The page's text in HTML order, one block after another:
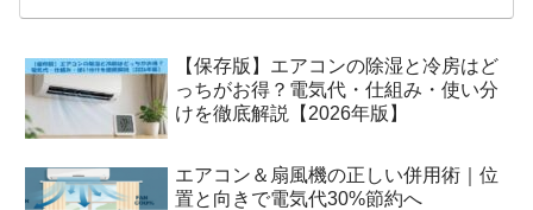
【保存版】エアコンの除湿と冷房はど
っちがお得？電気代・仕組み・使い分
けを徹底解説【2026年版】
エアコン＆扇風機の正しい併用術｜位
置と向きで電気代30%節約へ